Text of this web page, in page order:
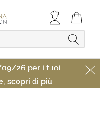
26 per i tuoi
scopri di più